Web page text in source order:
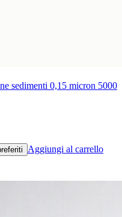
sedimenti 0,15 micron 5000
Aggiungi al carrello